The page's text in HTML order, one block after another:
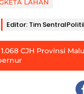
LAHAN
Editor: Tim
CJH Provinsi